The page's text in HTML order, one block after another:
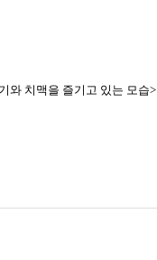
와 치맥을 즐기고 있는 모습>